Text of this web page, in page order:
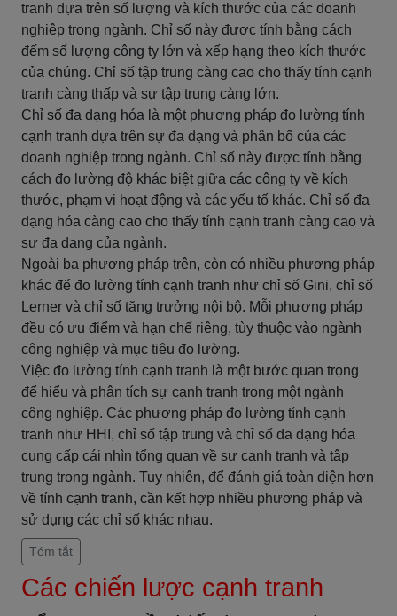
tranh dựa trên số lượng và kích thước của các doanh
nghiệp trong ngành. Chỉ số này được tính bằng cách
đếm số lượng công ty lớn và xếp hạng theo kích thước
của chúng. Chỉ số tập trung càng cao cho thấy tính cạnh
tranh càng thấp và sự tập trung càng lớn.
Chỉ số đa dạng hóa là một phương pháp đo lường tính
cạnh tranh dựa trên sự đa dạng và phân bố của các
doanh nghiệp trong ngành. Chỉ số này được tính bằng
cách đo lường độ khác biệt giữa các công ty về kích
thước, phạm vi hoạt động và các yếu tố khác. Chỉ số đa
dạng hóa càng cao cho thấy tính cạnh tranh càng cao và
sự đa dạng của ngành.
Ngoài ba phương pháp trên, còn có nhiều phương pháp
khác để đo lường tính cạnh tranh như chỉ số Gini, chỉ số
Lerner và chỉ số tăng trưởng nội bộ. Mỗi phương pháp
đều có ưu điểm và hạn chế riêng, tùy thuộc vào ngành
công nghiệp và mục tiêu đo lường.
Việc đo lường tính cạnh tranh là một bước quan trọng
để hiểu và phân tích sự cạnh tranh trong một ngành
công nghiệp. Các phương pháp đo lường tính cạnh
tranh như HHI, chỉ số tập trung và chỉ số đa dạng hóa
cung cấp cái nhìn tổng quan về sự cạnh tranh và tập
trung trong ngành. Tuy nhiên, để đánh giá toàn diện hơn
về tính cạnh tranh, cần kết hợp nhiều phương pháp và
sử dụng các chỉ số khác nhau.
Tóm tắt
Các chiến lược cạnh tranh